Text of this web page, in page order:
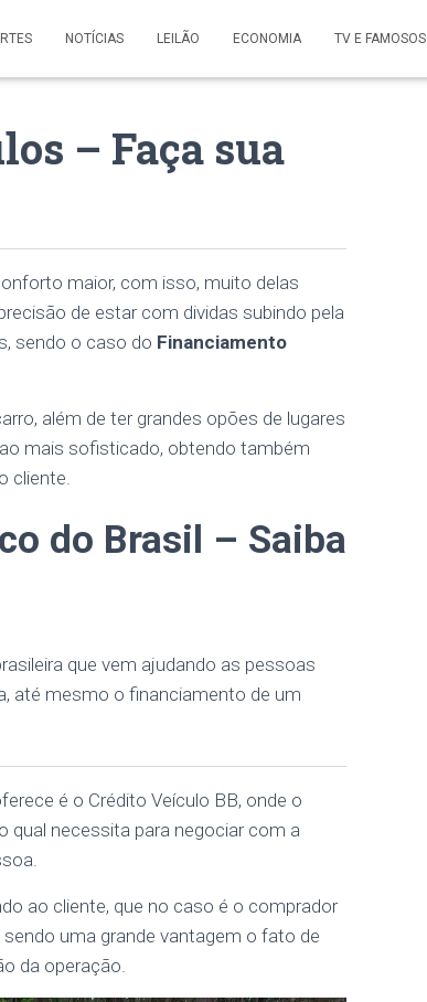
NOTÍCIAS LEILÃO ECONOMIA TV E FAMOSOS
– Faça sua
maior, com isso, muito delas
de estar com dividas subindo pela
sendo o caso do Financiamento
além de ter grandes opões de lugares
mais sofisticado, obtendo também
cliente.
do Brasil – Saiba
que vem ajudando as pessoas
até mesmo o financiamento de um
é o Crédito Veículo BB, onde o
qual necessita para negociar com a
ao cliente, que no caso é o comprador
uma grande vantagem o fato de
da operação.